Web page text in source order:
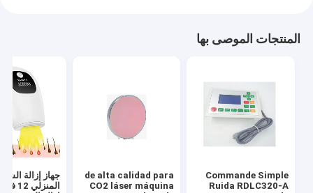
المنتجات الموصى بها
Commande Simple
Ruida RDLC320-A
de alta calidad para
CO2 láser máquina
جهاز إزالة الشعر